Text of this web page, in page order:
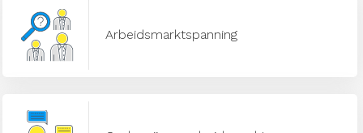
Arbeidsmarktspanning